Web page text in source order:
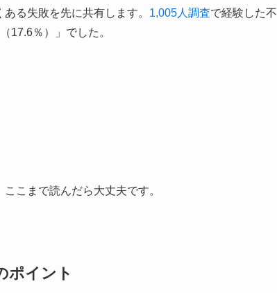
る失敗を先に共有します。 1,005人調査で経験した不
17.6％）」でした。
こまで読んだら大丈夫です。
ポイント